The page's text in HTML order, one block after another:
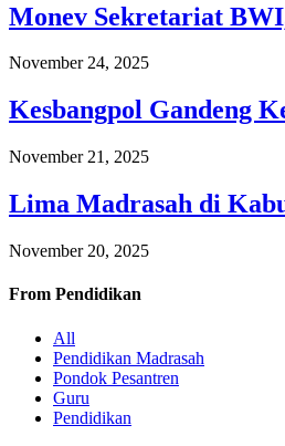
Monev Sekretariat
November 24, 2025
Kesbangpol Gandeng
November 21, 2025
Lima Madrasah di
November 20, 2025
From Pendidikan
All
Pendidikan Madrasah
Pondok Pesantren
Guru
Pendidikan